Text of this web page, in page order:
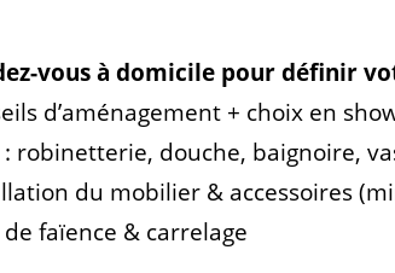
vous à domicile pour définir
d’aménagement + choix en
: robinetterie, douche, baignoire,
du mobilier & accessoires
de faïence & carrelage